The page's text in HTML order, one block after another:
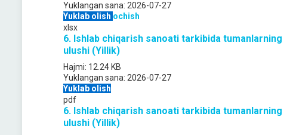
Yuklangan sana: 2026-07-27
Yuklab olish ochish
xlsx
6. Ishlab chiqarish sanoati tarkibida tumanlarning
ulushi (Yillik)
Hajmi: 12.24 KB
Yuklangan sana: 2026-07-27
Yuklab olish
pdf
6. Ishlab chiqarish sanoati tarkibida tumanlarning
ulushi (Yillik)